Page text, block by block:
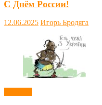
С Днём России!
12.06.2025 Игорь Бродяга